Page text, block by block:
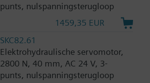
punts, nulspanningsterugloop
1459,35 EUR
SKC82.61
Elektrohydraulische servomotor,
2800 N, 40 mm, AC 24 V, 3-
punts, nulspanningsterugloop